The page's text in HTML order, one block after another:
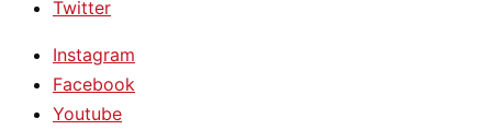
Twitter
Instagram
Facebook
Youtube